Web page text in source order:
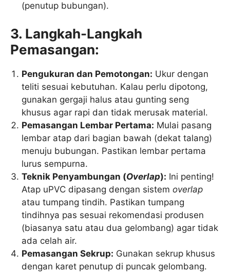
(penutup bubungan).
3. Langkah-Langkah
Pemasangan:
Pengukuran dan Pemotongan: Ukur dengan
teliti sesuai kebutuhan. Kalau perlu dipotong,
gunakan gergaji halus atau gunting seng
khusus agar rapi dan tidak merusak material.
Pemasangan Lembar Pertama: Mulai pasang
lembar atap dari bagian bawah (dekat talang)
menuju bubungan. Pastikan lembar pertama
lurus sempurna.
Teknik Penyambungan (Overlap): Ini penting!
Atap uPVC dipasang dengan sistemoverlap
atau tumpang tindih. Pastikan tumpang
tindihnya pas sesuai rekomendasi produsen
(biasanya satu atau dua gelombang) agar tidak
ada celah air.
Pemasangan Sekrup: Gunakan sekrup khusus
dengan karet penutup di puncak gelombang.